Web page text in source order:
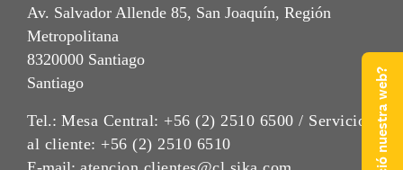
Av. Salvador Allende 85, San Joaquín, Región
Metropolitana
8320000 Santiago
Santiago
Tel.: Mesa Central: +56 (2) 2510 6500 / Servicio
al cliente: +56 (2) 2510 6510